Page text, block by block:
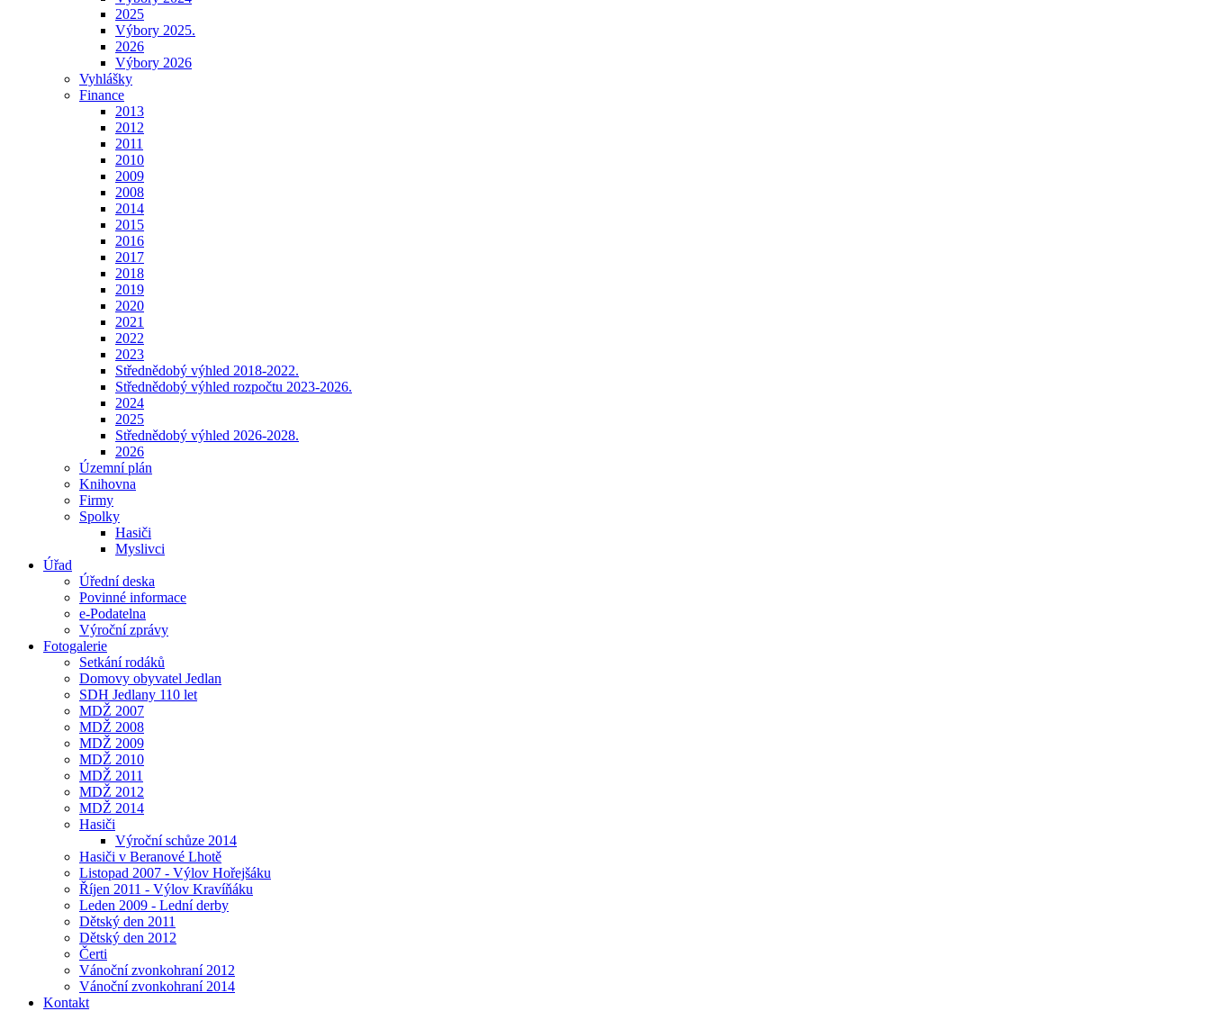
2025
Výbory 2025.
2026
Výbory 2026
Vyhlášky
Finance
2013
2012
2011
2010
2009
2008
2014
2015
2016
2017
2018
2019
2020
2021
2022
2023
Střednědobý výhled 2018-2022.
Střednědobý výhled rozpočtu 2023-2026.
2024
2025
Střednědobý výhled 2026-2028.
2026
Územní plán
Knihovna
Firmy
Spolky
Hasiči
Myslivci
Úřad
Úřední deska
Povinné informace
e-Podatelna
Výroční zprávy
Fotogalerie
Setkání rodáků
Domovy obyvatel Jedlan
SDH Jedlany 110 let
MDŽ 2007
MDŽ 2008
MDŽ 2009
MDŽ 2010
MDŽ 2011
MDŽ 2012
MDŽ 2014
Hasiči
Výroční schůze 2014
Hasiči v Beranové Lhotě
Listopad 2007 - Výlov Hořejšáku
Říjen 2011 - Výlov Kravíňáku
Leden 2009 - Lední derby
Dětský den 2011
Dětský den 2012
Čerti
Vánoční zvonkohraní 2012
Vánoční zvonkohraní 2014
Kontakt